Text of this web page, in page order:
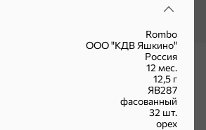
Rombo
ООО "КДВ Яшкино"
Россия
12 мес.
12,5 г
ЯВ287
фасованный
32 шт.
орех